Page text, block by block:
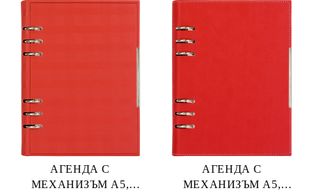
АГЕНДА С
МЕХАНИЗЪМ А5,
АГЕНДА С
МЕХАНИЗЪМ А5,